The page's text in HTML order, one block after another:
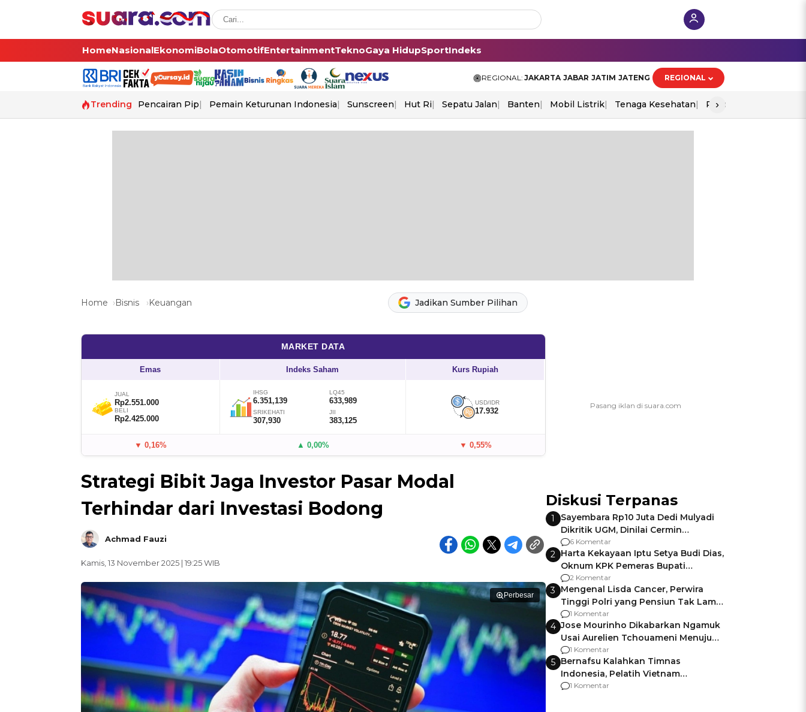
HomeNasionalEkonomiBolaOtomotifEntertainmentTeknoGaya HidupSportIndeks
REGIONAL: JAKARTA JABAR JATIM JATENG REGIONAL
Trending Pencairan Pip Pemain Keturunan Indonesia Sunscreen Hut Ri Sepatu Jalan Banten Mobil Listrik Tenaga Kesehatan Piala Aff 2026
›
Home Bisnis Keuangan Jadikan Sumber Pilihan
MARKET DATA
Emas Indeks Saham Kurs Rupiah
JUAL
Rp2.551.000
BELI
Rp2.425.000
IHSG
6.351,139
LQ45
633,989
SRIKEHATI
307,930
JII
383,125
USD/IDR
17.932
▼ 0,16% ▲ 0,00% ▼ 0,55%
Strategi Bibit Jaga Investor Pasar Modal
Terhindar dari Investasi Bodong
Achmad Fauzi
Kamis, 13 November 2025 | 19:25 WIB
Perbesar
Diskusi Terpanas
1
Sayembara Rp10 Juta Dedi Mulyadi
Dikritik UGM, Dinilai Cermin
Gagalnya Negara Jamin Keamanan
6 Komentar
2 Harta Kekayaan Iptu Setya Budi Dias,
Oknum KPK Pemeras Bupati
Pemalang
2 Komentar
3 Mengenal Lisda Cancer, Perwira
Tinggi Polri yang Pensiun Tak Lama
Usai Jadi Brigjen
1 Komentar
4 Jose Mourinho Dikabarkan Ngamuk
Usai Aurelien Tchouameni Menuju
Manchester United
1 Komentar
5 Bernafsu Kalahkan Timnas
Indonesia, Pelatih Vietnam
Berencana Pakai Jimat di Pakansari
1 Komentar